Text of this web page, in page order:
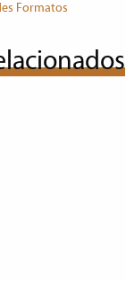
Formatos